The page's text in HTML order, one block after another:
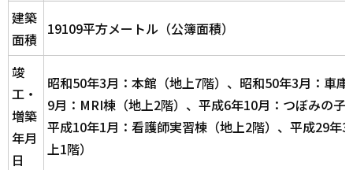
建築
面積
19109平方メートル（公簿面積）
竣
工・
増築
年月
日
昭和50年3月：本館（地上7階）、昭和50年3月：車
9月：MRI棟（地上2階）、平成6年10月：つぼみの子
平成10年1月：看護師実習棟（地上2階）、平成29年
上1階）